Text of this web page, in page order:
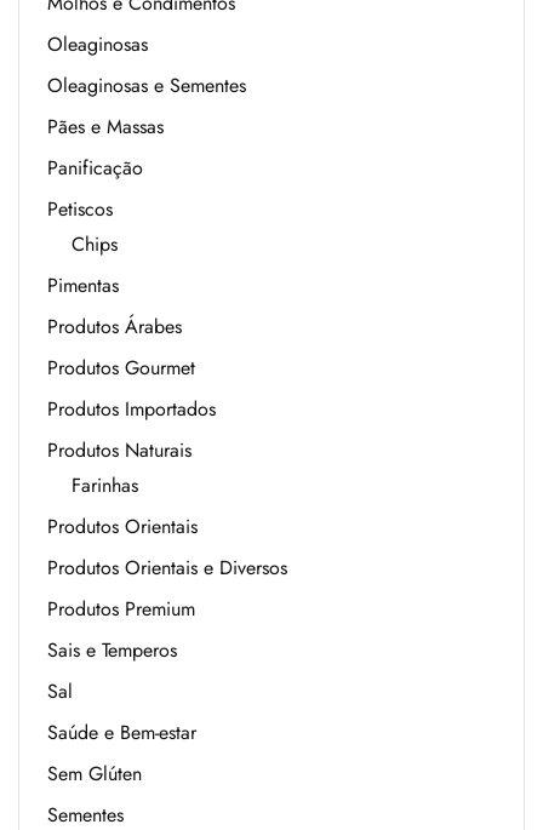
Oleaginosas
Oleaginosas e Sementes
Pães e Massas
Panificação
Petiscos
Chips
Pimentas
Produtos Árabes
Produtos Gourmet
Produtos Importados
Produtos Naturais
Farinhas
Produtos Orientais
Produtos Orientais e Diversos
Produtos Premium
Sais e Temperos
Sal
Saúde e Bem-estar
Sem Glúten
Sementes